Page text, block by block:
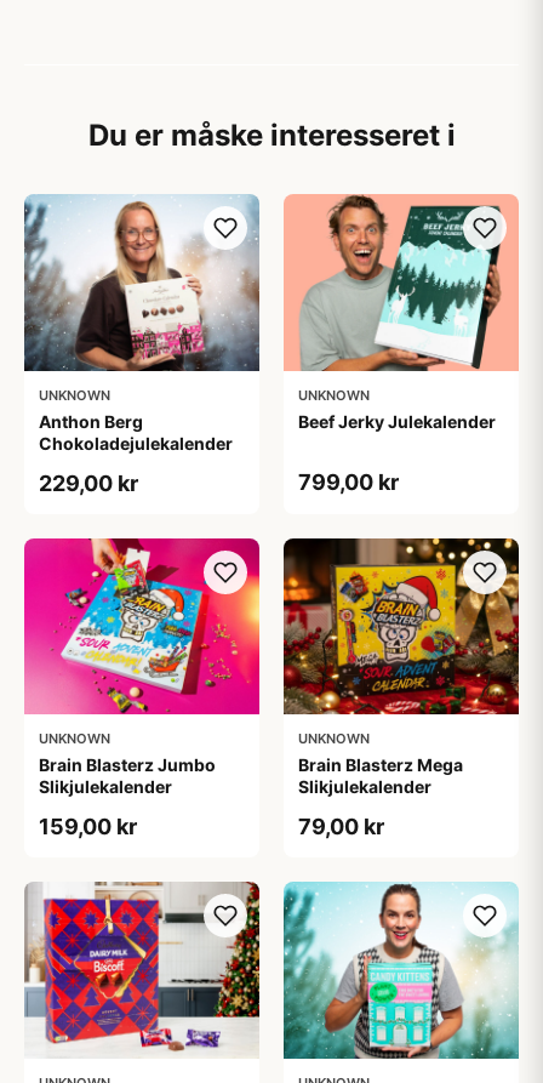
Du er måske interesseret i
UNKNOWN
Anthon Berg
Chokoladejulekalender
229,00 kr
UNKNOWN
Beef Jerky Julekalender
799,00 kr
UNKNOWN
Brain Blasterz Jumbo
Slikjulekalender
159,00 kr
UNKNOWN
Brain Blasterz Mega
Slikjulekalender
79,00 kr